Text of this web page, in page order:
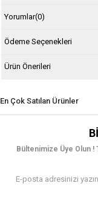
Yorumlar(0)
Ödeme Seçenekleri
Ürün Önerileri
En Çok Satılan Ürünler
Bültenimize Üye Olun !